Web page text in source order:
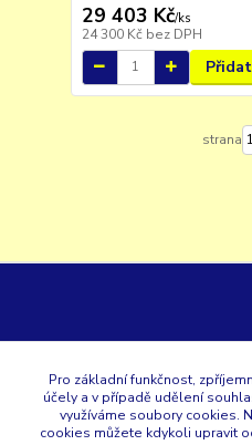
29 403 Kč/ks
24 300 Kč bez DPH
strana
+420 353 567 257
Pro základní funkčnost,
účely a v případě udělení
využíváme soubory cookies.
cookies můžete kdykoli upravit